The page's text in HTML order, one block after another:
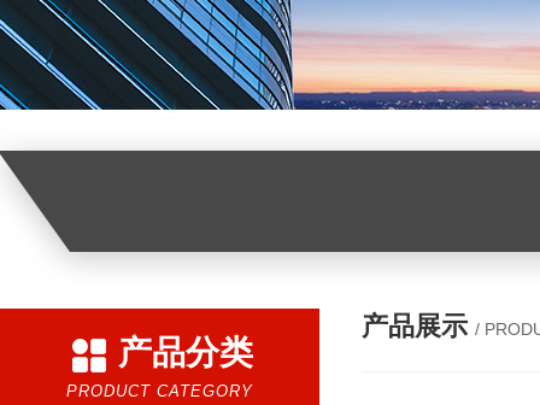
产品分类
PRODUCT CATEGORY
产品展示 /